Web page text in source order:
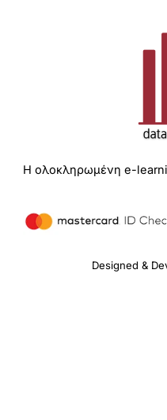
Η ολοκληρωμένη e-
Designed &